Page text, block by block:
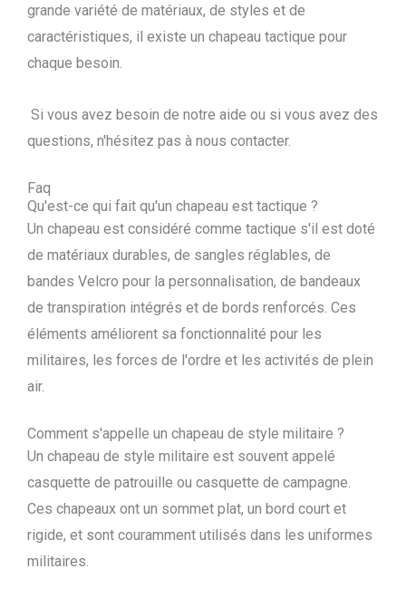
grande variété de matériaux, de styles et de
caractéristiques, il existe un chapeau tactique pour
chaque besoin.
Si vous avez besoin de notre aide ou si vous avez des
questions, n'hésitez pas à nous contacter.
Faq
Qu'est-ce qui fait qu'un chapeau est tactique ?
Un chapeau est considéré comme tactique s'il est doté
de matériaux durables, de sangles réglables, de
bandes Velcro pour la personnalisation, de bandeaux
de transpiration intégrés et de bords renforcés. Ces
éléments améliorent sa fonctionnalité pour les
militaires, les forces de l'ordre et les activités de plein
air.
Comment s'appelle un chapeau de style militaire ?
Un chapeau de style militaire est souvent appelé
casquette de patrouille ou casquette de campagne.
Ces chapeaux ont un sommet plat, un bord court et
rigide, et sont couramment utilisés dans les uniformes
militaires.